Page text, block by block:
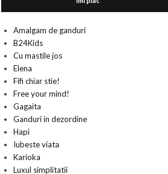
Amalgam de ganduri
B24Kids
Cu mastile jos
Elena
Fifi chiar stie!
Free your mind!
Gagaita
Ganduri in dezordine
Hapi
Iubeste viata
Karioka
Luxul simplitatii